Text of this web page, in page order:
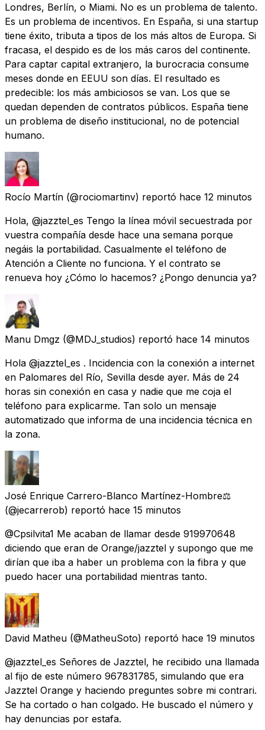
Londres, Berlín, o Miami. No es un problema de talento.
Es un problema de incentivos. En España, si una startup
tiene éxito, tributa a tipos de los más altos de Europa. Si
fracasa, el despido es de los más caros del continente.
Para captar capital extranjero, la burocracia consume
meses donde en EEUU son días. El resultado es
predecible: los más ambiciosos se van. Los que se
quedan dependen de contratos públicos. España tiene
un problema de diseño institucional, no de potencial
humano.
Rocío Martín (@rociomartinv) reportó hace 12 minutos
Hola, @jazztel_es Tengo la línea móvil secuestrada por
vuestra compañía desde hace una semana porque
negáis la portabilidad. Casualmente el teléfono de
Atención a Cliente no funciona. Y el contrato se
renueva hoy ¿Cómo lo hacemos? ¿Pongo denuncia ya?
Manu Dmgz (@MDJ_studios) reportó hace 14 minutos
Hola @jazztel_es . Incidencia con la conexión a internet
en Palomares del Río, Sevilla desde ayer. Más de 24
horas sin conexión en casa y nadie que me coja el
teléfono para explicarme. Tan solo un mensaje
automatizado que informa de una incidencia técnica en
la zona.
José Enrique Carrero-Blanco Martínez-Hombre⚖️
(@jecarrerob) reportó hace 15 minutos
@Cpsilvita1 Me acaban de llamar desde 919970648
diciendo que eran de Orange/jazztel y supongo que me
dirían que iba a haber un problema con la fibra y que
puedo hacer una portabilidad mientras tanto.
David Matheu (@MatheuSoto) reportó hace 19 minutos
@jazztel_es Señores de Jazztel, he recibido una llamada
al fijo de este número 967831785, simulando que era
Jazztel Orange y haciendo preguntes sobre mi contrari.
Se ha cortado o han colgado. He buscado el número y
hay denuncias por estafa.